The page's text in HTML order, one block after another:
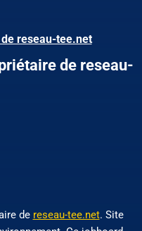
de reseau-tee.net
de reseau-
de reseau-tee.net. Site